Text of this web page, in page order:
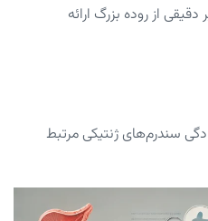
از روده بزرگ ارائه
سندرم‌های ژنتیکی مرتبط